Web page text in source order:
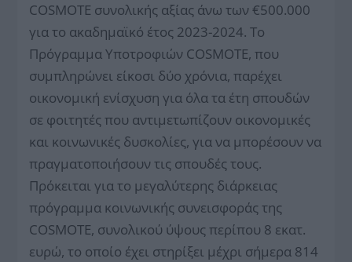
COSMOTE συνολικής αξίας άνω των €500.000
για το ακαδημαϊκό έτος 2023-2024. Το
Πρόγραμμα Υποτροφιών COSMOTE, που
συμπληρώνει είκοσι δύο χρόνια, παρέχει
οικονομική ενίσχυση για όλα τα έτη σπουδών
σε φοιτητές που αντιμετωπίζουν οικονομικές
και κοινωνικές δυσκολίες, για να μπορέσουν να
πραγματοποιήσουν τις σπουδές τους.
Πρόκειται για το μεγαλύτερης διάρκειας
πρόγραμμα κοινωνικής συνεισφοράς της
COSMOTE, συνολικού ύψους περίπου 8 εκατ.
ευρώ, το οποίο έχει στηρίξει μέχρι σήμερα 814